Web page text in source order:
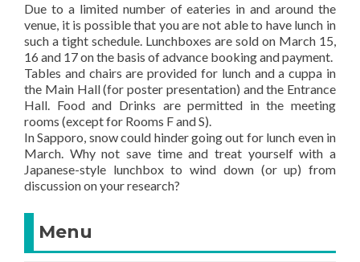
Due to a limited number of eateries in and around the
venue, it is possible that you are not able to have lunch in
such a tight schedule. Lunchboxes are sold on March 15,
16 and 17 on the basis of advance booking and payment.
Tables and chairs are provided for lunch and a cuppa in
the Main Hall (for poster presentation) and the Entrance
Hall. Food and Drinks are permitted in the meeting
rooms (except for Rooms F and S).
In Sapporo, snow could hinder going out for lunch even in
March. Why not save time and treat yourself with a
Japanese-style lunchbox to wind down (or up) from
discussion on your research?
Menu